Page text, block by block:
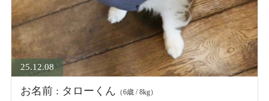
25.12.08
お名前 : タローくん （6歳 / 8kg）